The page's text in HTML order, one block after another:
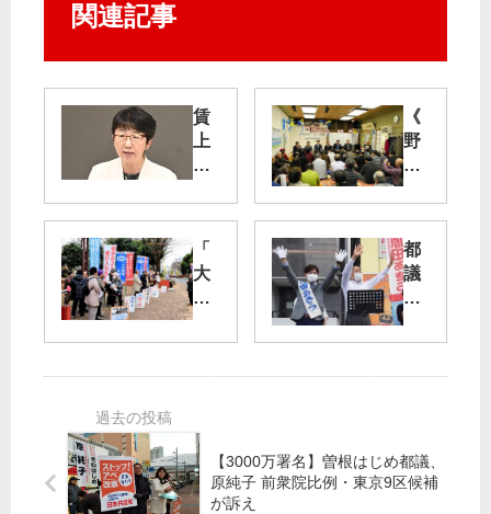
関連記事
賃
上
げ
支
援
を
会
表
質
問
で
《
野
党
共
》
野
党
統
補
現
・
「
大
型
み
設
凍
結
都
議
選
勝
利
・
議
【3000万署名】曽根はじめ都議、
原純子 前衆院比例・東京9区候補
が訴え